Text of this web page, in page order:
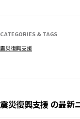
CATEGORIES & TAGS
震災復興支援
震災復興支援 の最新